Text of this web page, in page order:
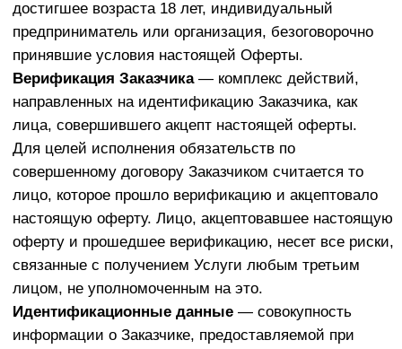
доступа.
договора) – стоимость услуг по настоящему договору,
включающая в себя: стоимость лицензионных прав
на результаты интеллектуальной деятельности
просмотра видеоматериалов), а также участие в
онлайн-собраниях, проводимых Исполнителем в
рамках телеграм-канала. Стоимость услуг (стоимость
онлайн-доступа) указана на сайте, указанном в
разделе 10 настоящего договора, во сплывающем
окне для подачи заявки (при нажатии на кнопку
смыслу и функциональному назначению).
Документ— электронный файл с зафиксированной в
нем юридически значимой информацией в текстовом
и/или медиа форматах, их сочетании, включающий
обязательные реквизиты документа, изложенный на
русском языке, доступный к изучению без
технических, финансовых) знаний.